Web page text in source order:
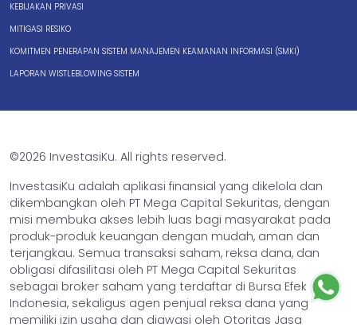
KEBIJAKAN PRIVASI
MITIGASI RESIKO
KOMITMEN PENERAPAN SISTEM MANAJEMEN KEAMANAN INFORMASI (SMKI)
LAPORAN WISTLEBLOWING SISTEM
©2026 InvestasiKu. All rights reserved.
InvestasiKu adalah aplikasi finansial yang dikelola dan
dikembangkan oleh PT Mega Capital Sekuritas, dengan
misi membuka akses lebih luas bagi masyarakat pada
produk-produk keuangan dengan mudah, aman dan
terjangkau. Semua transaksi saham, reksa dana, dan
obligasi difasilitasi oleh PT Mega Capital Sekuritas
sebagai broker saham yang terdaftar di Bursa Efek
Indonesia, sekaligus agen penjual reksa dana yang
memiliki izin usaha dan diawasi oleh Otoritas Jasa